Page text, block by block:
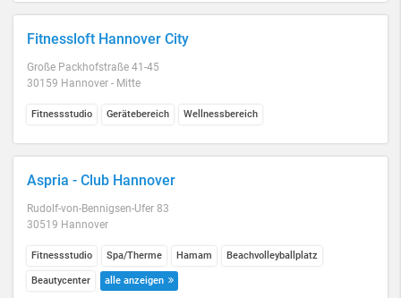
Fitnessloft Hannover City
Große Packhofstraße 41-45
30159 Hannover - Mitte
Fitnessstudio Gerätebereich Wellnessbereich
Aspria - Club Hannover
Rudolf-von-Bennigsen-Ufer 83
30519 Hannover
Fitnessstudio Spa/Therme Hamam Beachvolleyballplatz
Beautycenter alle anzeigen